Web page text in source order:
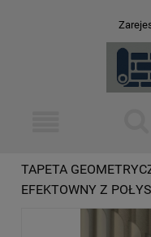
TAPETA
EFEKTOWNY Z